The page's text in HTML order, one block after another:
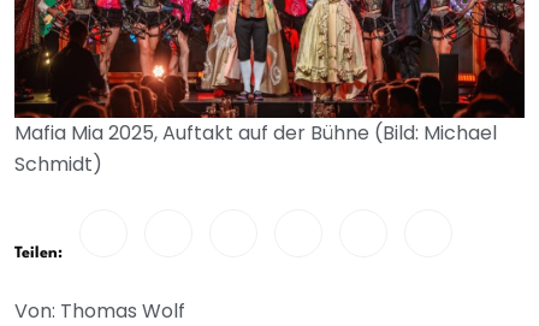
Mafia Mia 2025, Auftakt auf der Bühne (Bild: Michael
Schmidt)
Teilen:
Von: Thomas Wolf